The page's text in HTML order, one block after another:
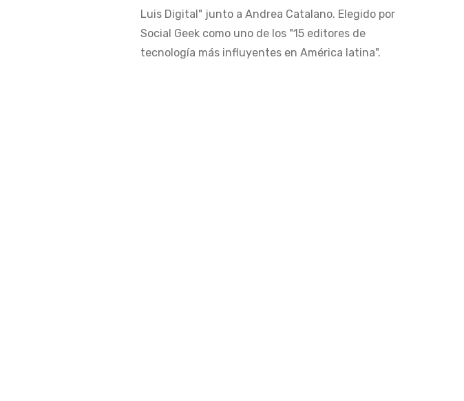
Luis Digital" junto a Andrea Catalano. Elegido por
Social Geek como uno de los "15 editores de
tecnología más influyentes en América latina".